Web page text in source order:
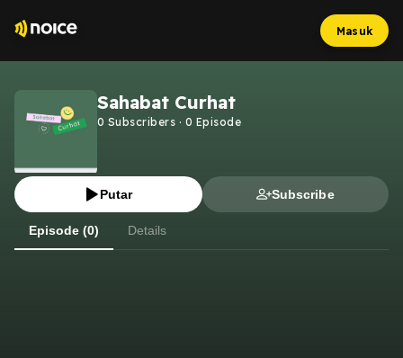
Masuk
Sahabat Curhat
0 Subscribers · 0 Episode
Putar Subscribe
Episode (0) Details